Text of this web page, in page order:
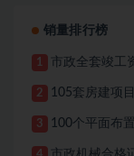
销量排行榜
1 市政全套竣工
2 105套房建项
3 100个平面布